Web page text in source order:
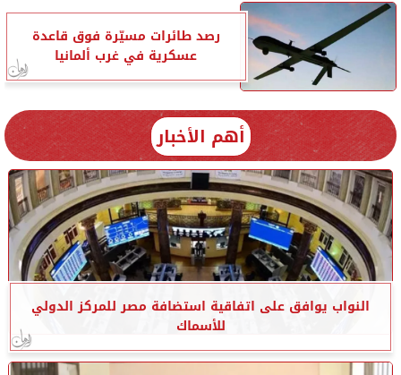
رصد طائرات مسيّرة فوق قاعدة
عسكرية في غرب ألمانيا
أهم الأخبار
النواب يوافق على اتفاقية استضافة مصر للمركز الدولي
للأسماك